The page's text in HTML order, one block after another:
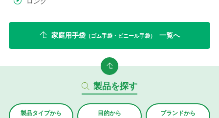
家庭用手袋（ゴム手袋・ビニール手袋） 一覧へ
製品を探す
製品タイプから
目的から
ブランドから